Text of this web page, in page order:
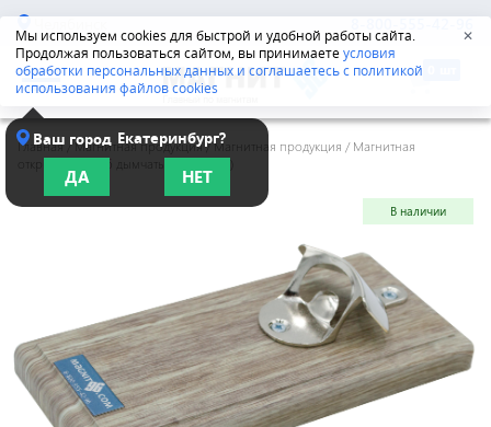
Мы используем cookies для быстрой и удобной работы сайта.
Продолжая пользоваться сайтом, вы принимаетеусловия
обработки персональных данных и соглашаетесь с политикой
использования файлов cookies
✕
Челябинск 8-800-555-42-96
Ваш город Екатеринбург?
ДА НЕТ
Главная /Магнитная продукция/Магнитная продукция /Магнитная
открывашка (дуб дымчатый, серебро)
В наличии